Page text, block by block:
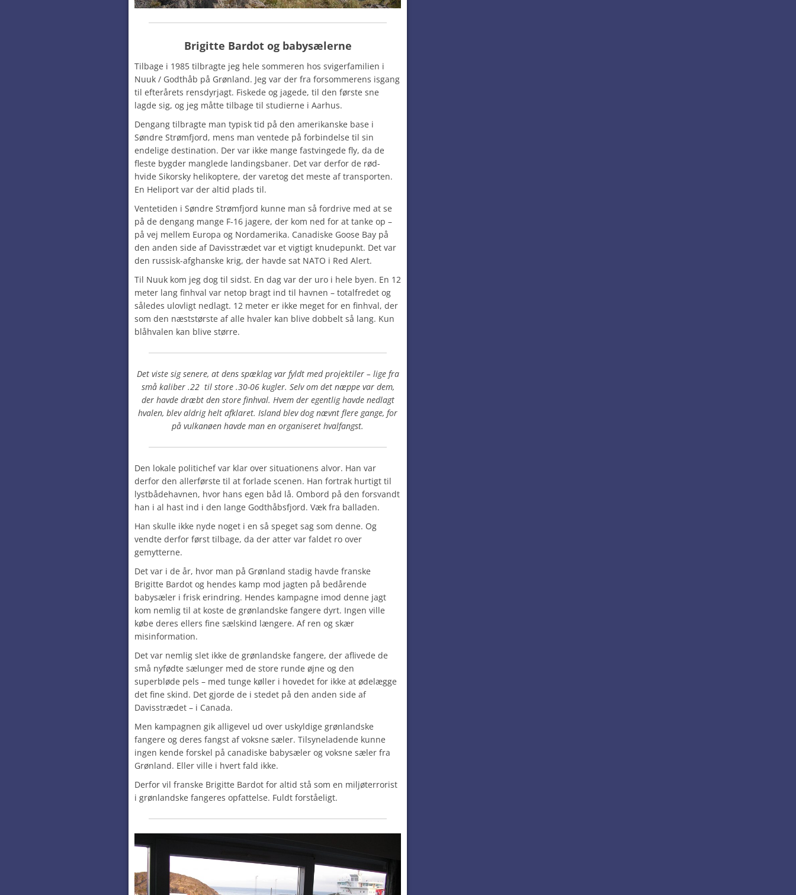
Brigitte Bardot og babysælerne
Tilbage i 1985 tilbragte jeg hele sommeren hos svigerfamilien i
Nuuk / Godthåb på Grønland. Jeg var der fra forsommerens isgang
til efterårets rensdyrjagt. Fiskede og jagede, til den første sne
lagde sig, og jeg måtte tilbage til studierne i Aarhus.
Dengang tilbragte man typisk tid på den amerikanske base i
Søndre Strømfjord, mens man ventede på forbindelse til sin
endelige destination. Der var ikke mange fastvingede fly, da de
fleste bygder manglede landingsbaner. Det var derfor de rød-
hvide Sikorsky helikoptere, der varetog det meste af transporten.
En Heliport var der altid plads til.
Ventetiden i Søndre Strømfjord kunne man så fordrive med at se
på de dengang mange F-16 jagere, der kom ned for at tanke op –
på vej mellem Europa og Nordamerika. Canadiske Goose Bay på
den anden side af Davisstrædet var et vigtigt knudepunkt. Det var
den russisk-afghanske krig, der havde sat NATO i Red Alert.
Til Nuuk kom jeg dog til sidst. En dag var der uro i hele byen. En 12
meter lang finhval var netop bragt ind til havnen – totalfredet og
således ulovligt nedlagt. 12 meter er ikke meget for en finhval, der
som den næststørste af alle hvaler kan blive dobbelt så lang. Kun
blåhvalen kan blive større.
Det viste sig senere, at dens spæklag var fyldt med projektiler – lige fra
små kaliber .22 til store .30-06 kugler. Selv om det næppe var dem,
der havde dræbt den store finhval. Hvem der egentlig havde nedlagt
hvalen, blev aldrig helt afklaret. Island blev dog nævnt flere gange, for
på vulkanøen havde man en organiseret hvalfangst.
Den lokale politichef var klar over situationens alvor. Han var
derfor den allerførste til at forlade scenen. Han fortrak hurtigt til
lystbådehavnen, hvor hans egen båd lå. Ombord på den forsvandt
han i al hast ind i den lange Godthåbsfjord. Væk fra balladen.
Han skulle ikke nyde noget i en så speget sag som denne. Og
vendte derfor først tilbage, da der atter var faldet ro over
gemytterne.
Det var i de år, hvor man på Grønland stadig havde franske
Brigitte Bardot og hendes kamp mod jagten på bedårende
babysæler i frisk erindring. Hendes kampagne imod denne jagt
kom nemlig til at koste de grønlandske fangere dyrt. Ingen ville
købe deres ellers fine sælskind længere. Af ren og skær
misinformation.
Det var nemlig slet ikke de grønlandske fangere, der aflivede de
små nyfødte sælunger med de store runde øjne og den
superbløde pels – med tunge køller i hovedet for ikke at ødelægge
det fine skind. Det gjorde de i stedet på den anden side af
Davisstrædet – i Canada.
Men kampagnen gik alligevel ud over uskyldige grønlandske
fangere og deres fangst af voksne sæler. Tilsyneladende kunne
ingen kende forskel på canadiske babysæler og voksne sæler fra
Grønland. Eller ville i hvert fald ikke.
Derfor vil franske Brigitte Bardot for altid stå som en miljøterrorist
i grønlandske fangeres opfattelse. Fuldt forståeligt.